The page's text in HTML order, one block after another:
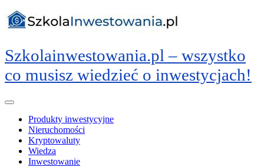
Skip
to
content
Szkolainwestowania.pl – wszystko
co musisz wiedzieć o inwestycjach!
Produkty inwestycyjne
Nieruchomości
Kryptowaluty
Wiedza
Inwestowanie